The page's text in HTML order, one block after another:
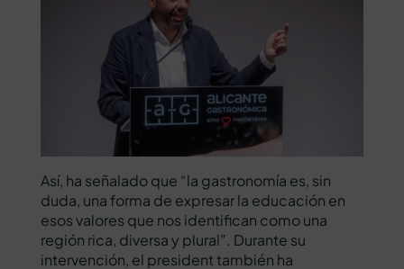
Así, ha señalado que “la gastronomía es, sin
duda, una forma de expresar la educación en
esos valores que nos identifican como una
región rica, diversa y plural”. Durante su
intervención, el president también ha